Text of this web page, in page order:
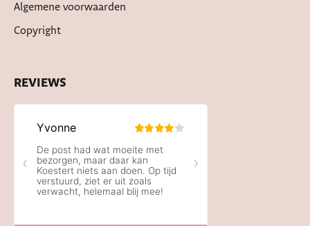
Algemene voorwaarden
Copyright
REVIEWS